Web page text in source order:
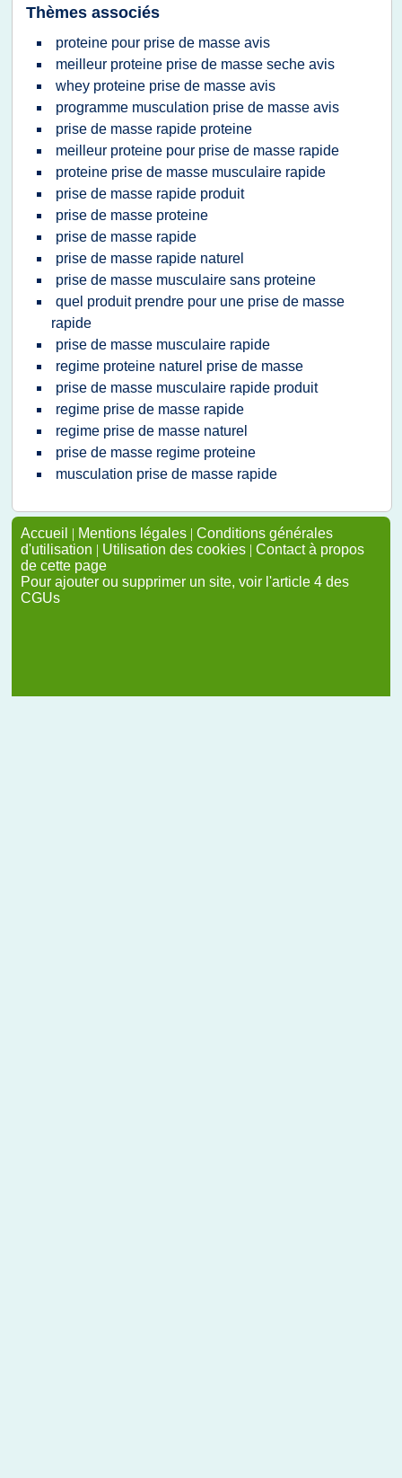
Thèmes associés
proteine pour prise de masse avis
meilleur proteine prise de masse seche avis
whey proteine prise de masse avis
programme musculation prise de masse avis
prise de masse rapide proteine
meilleur proteine pour prise de masse rapide
proteine prise de masse musculaire rapide
prise de masse rapide produit
prise de masse proteine
prise de masse rapide
prise de masse rapide naturel
prise de masse musculaire sans proteine
quel produit prendre pour une prise de masse
rapide
prise de masse musculaire rapide
regime proteine naturel prise de masse
prise de masse musculaire rapide produit
regime prise de masse rapide
regime prise de masse naturel
prise de masse regime proteine
musculation prise de masse rapide
Accueil | Mentions légales | Conditions générales
d'utilisation | Utilisation des cookies | Contact à propos
de cette page
Pour ajouter ou supprimer un site, voir l'article 4 des
CGUs